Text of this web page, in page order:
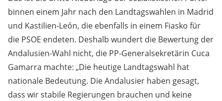
binnen einem Jahr nach den Landtagswahlen in Madrid
und Kastilien-León, die ebenfalls in einem Fiasko für
die PSOE endeten. Deshalb wundert die Bewertung der
Andalusien-Wahl nicht, die PP-Generalsekretärin Cuca
Gamarra machte: „Die heutige Landtagswahl hat
nationale Bedeutung. Die Andalusier haben gesagt,
dass wir stabile Regierungen brauchen und keine